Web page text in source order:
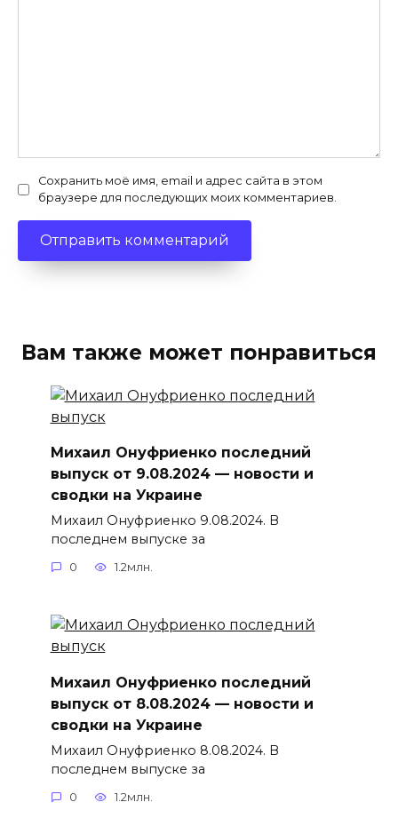
Сохранить моё имя, email и адрес сайта в этом
браузере для последующих моих комментариев.
Вам также может понравиться
Михаил Онуфриенко последний
выпуск от 9.08.2024 — новости и
сводки на Украине
Михаил Онуфриенко 9.08.2024. В
последнем выпуске за
0 1.2млн.
Михаил Онуфриенко последний
выпуск от 8.08.2024 — новости и
сводки на Украине
Михаил Онуфриенко 8.08.2024. В
последнем выпуске за
0 1.2млн.